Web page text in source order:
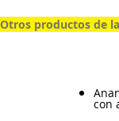
Otros productos de
Otros productos de
con